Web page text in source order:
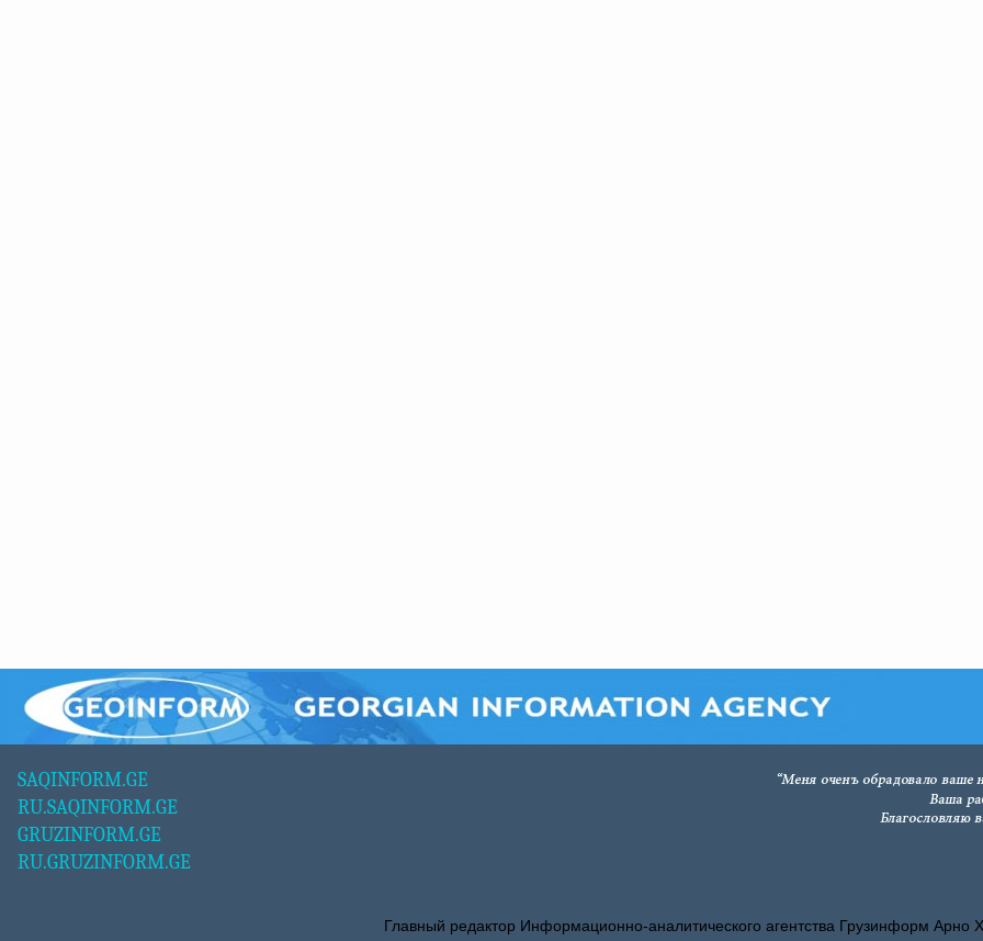
SAQINFORM.GE
RU.SAQINFORM.GE
GRUZINFORM.GE
RU.GRUZINFORM.GE
Главный редактор Информационно-аналитического агентства Грузинформ Арно